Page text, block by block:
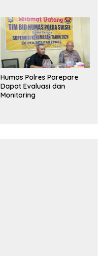
Humas Polres Parepare
Dapat Evaluasi dan
Monitoring